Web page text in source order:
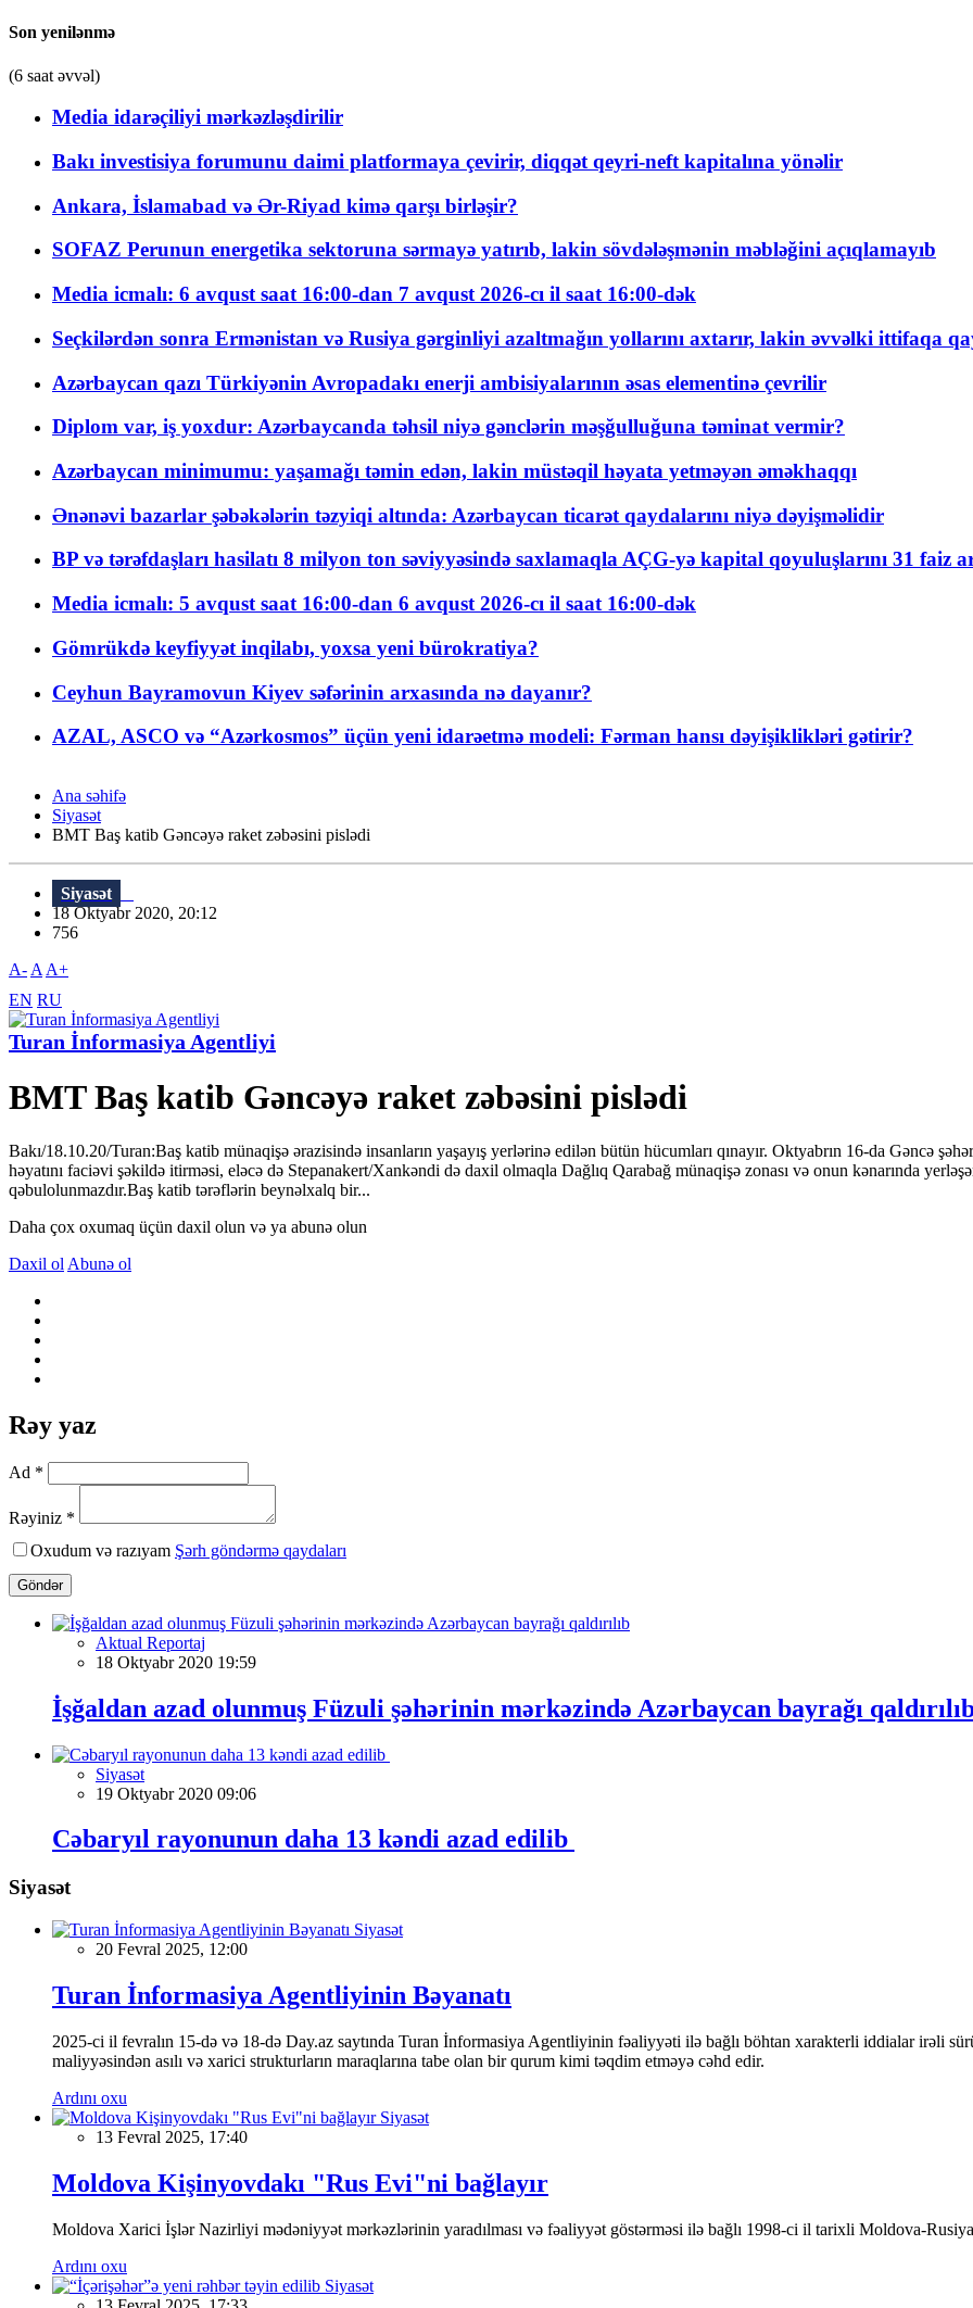
Son yenilənmə
(6 saat əvvəl)
Media idarəçiliyi mərkəzləşdirilir
Bakı investisiya forumunu daimi platformaya çevirir, diqqət qeyri-neft kapitalına yönəlir
Ankara, İslamabad və Ər-Riyad kimə qarşı birləşir?
SOFAZ Perunun energetika sektoruna sərmayə yatırıb, lakin sövdələşmənin məbləğini açıqlamayıb
Media icmalı: 6 avqust saat 16:00-dan 7 avqust 2026-cı il saat 16:00-dək
Seçkilərdən sonra Ermənistan və Rusiya gərginliyi azaltmağın yollarını axtarır, lakin əvvəlki ittifaqa
Azərbaycan qazı Türkiyənin Avropadakı enerji ambisiyalarının əsas elementinə çevrilir
Diplom var, iş yoxdur: Azərbaycanda təhsil niyə gənclərin məşğulluğuna təminat vermir?
Azərbaycan minimumu: yaşamağı təmin edən, lakin müstəqil həyata yetməyən əməkhaqqı
Ənənəvi bazarlar şəbəkələrin təzyiqi altında: Azərbaycan ticarət qaydalarını niyə dəyişməlidir
BP və tərəfdaşları hasilatı 8 milyon ton səviyyəsində saxlamaqla AÇG-yə kapital qoyuluşlarını 31 faiz
Media icmalı: 5 avqust saat 16:00-dan 6 avqust 2026-cı il saat 16:00-dək
Gömrükdə keyfiyyət inqilabı, yoxsa yeni bürokratiya?
Ceyhun Bayramovun Kiyev səfərinin arxasında nə dayanır?
AZAL, ASCO və “Azərkosmos” üçün yeni idarəetmə modeli: Fərman hansı dəyişiklikləri gətirir?
Ana səhifə
Siyasət
BMT Baş katib Gəncəyə raket zəbəsini pislədi
Siyasət
18 Oktyabr 2020, 20:12
756
A- A A+
EN RU
Turan İnformasiya Agentliyi
BMT Baş katib Gəncəyə raket zəbəsini pislədi
Bakı/18.10.20/Turan:Baş katib münaqişə ərazisində insanların yaşayış yerlərinə edilən bütün hücumları qınayır. Oktyabrın 16-da Gəncə
həyatını faciəvi şəkildə itirməsi, eləcə də Stepanakert/Xankəndi də daxil olmaqla Dağlıq Qarabağ münaqişə zonası və onun kənarında
qəbulolunmazdır.Baş katib tərəflərin beynəlxalq bir...
Daha çox oxumaq üçün daxil olun və ya abunə olun
Daxil ol Abunə ol
Rəy yaz
Ad *
Rəyiniz *
Oxudum və razıyam Şərh göndərmə qaydaları
Göndər
Aktual Reportaj
18 Oktyabr 2020 19:59
İşğaldan azad olunmuş Füzuli şəhərinin mərkəzində Azərbaycan bayrağı
Siyasət
19 Oktyabr 2020 09:06
Cəbaryıl rayonunun daha 13 kəndi azad edilib
Siyasət
Siyasət
20 Fevral 2025, 12:00
Turan İnformasiya Agentliyinin Bəyanatı
2025-ci il fevralın 15-də və 18-də Day.az saytında Turan İnformasiya Agentliyinin fəaliyyəti ilə bağlı böhtan xarakterli iddialar irəli
maliyyəsindən asılı və xarici strukturların maraqlarına tabe olan bir qurum kimi təqdim etməyə cəhd edir.
Ardını oxu
Siyasət
13 Fevral 2025, 17:40
Moldova Kişinyovdakı "Rus Evi"ni bağlayır
Moldova Xarici İşlər Nazirliyi mədəniyyət mərkəzlərinin yaradılması və fəaliyyət göstərməsi ilə bağlı 1998-ci il tarixli Moldova-
Ardını oxu
Siyasət